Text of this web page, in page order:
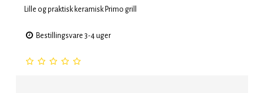
Lille og praktisk keramisk Primo grill
Bestillingsvare 3-4 uger